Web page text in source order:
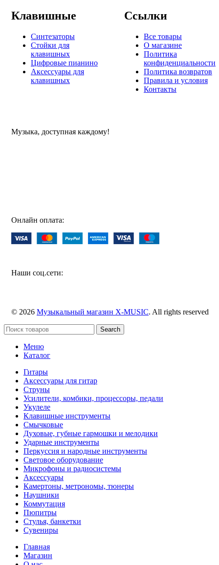
Клавишные
Синтезаторы
Стойки для
клавишных
Цифровые пианино
Аксессуары для
клавишных
Ссылки
Все товары
О магазине
Политика
конфиденциальности
Политика возвратов
Правила и условия
Контакты
Музыка, доступная каждому!
Онлайн оплата:
Наши соц.сети:
© 2026 Музыкальный магазин X-MUSIC. All rights reserved
Search
Меню
Каталог
Гитары
Аксессуары для гитар
Струны
Усилители, комбики, процессоры, педали
Укулеле
Клавишные инструменты
Смычковые
Духовые, губные гармошки и мелодики
Ударные инструменты
Перкуссия и народные инструменты
Световое оборудование
Микрофоны и радиосистемы
Аксессуары
Камертоны, метрономы, тюнеры
Наушники
Коммутация
Пюпитры
Стулья, банкетки
Сувениры
Главная
Магазин